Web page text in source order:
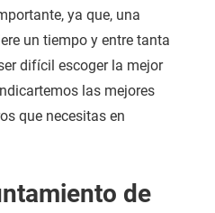
ya que, una
un tiempo y entre tanta
difícil escoger la mejor
las mejores
que necesitas en
de